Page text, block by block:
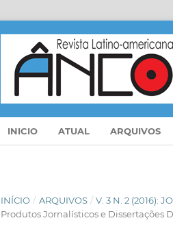
INICIO ATUAL ARQUIVOS
INÍCIO / ARQUIVOS / V. 3 N. 2 (2016):
Produtos Jornalísticos e Dissertações